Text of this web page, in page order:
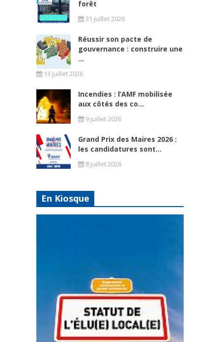
forêt
31 juillet 2026
Réussir son pacte de
gouvernance : construire une
...
13 juillet 2026
Incendies : l’AMF mobilisée
aux côtés des co...
9 juillet 2026
Grand Prix des Maires 2026 :
les candidatures sont...
8 juillet 2026
En Kiosque